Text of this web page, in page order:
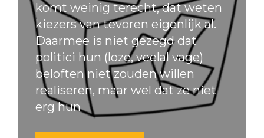
komt weinig terecht, dat weten
kiezers van tevoren eigenlijk al.
Daarmee is niet gezegd dat
politici hun (loze, veelal vage)
beloften niet zouden willen
realiseren, maar wel dat ze niet
erg hun